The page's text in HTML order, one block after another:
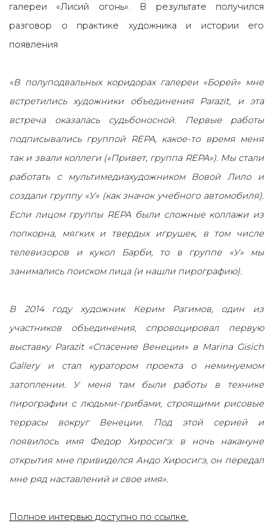
галереи «Лисий огонь». В результате получился
разговор о практике художника и истории его
появления
«В полуподвальных коридорах галереи «Борей» мне
встретились художники объединения Parazit, и эта
встреча оказалась судьбоносной. Первые работы
подписывались группой REPA, какое-то время меня
так и звали коллеги («Привет, группа REPA»). Мы стали
работать с мультимедиахудожником Вовой Лило и
создали группу «У» (как значок учебного автомобиля).
Если лицом группы REPA были сложные коллажи из
попкорна, мягких и твердых игрушек, в том числе
телевизоров и кукол Барби, то в группе «У» мы
занимались поиском лица (и нашли пирографию).
В 2014 году художник Керим Рагимов, один из
участников объединения, спровоцировал первую
выставку Parazit «Спасение Венеции» в Marina Gisich
Gallery и стал куратором проекта о неминуемом
затоплении. У меня там были работы в технике
пирографии с людьми-грибами, строящими рисовые
террасы вокруг Венеции. Под этой серией и
появилось имя Федор Хиросигэ: в ночь накануне
открытия мне привиделся Андо Хиросигэ, он передал
мне ряд наставлений и свое имя».
Полное интервью доступно по ссылке.